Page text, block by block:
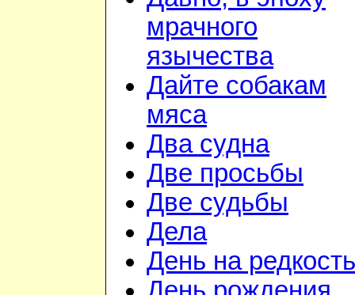
мрачного
язычества
Дайте собакам
мяса
Два судна
Две просьбы
Две судьбы
Дела
День на редкость